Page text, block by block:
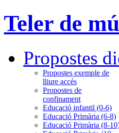
Teler de
Propostes
Propostes exemple de
lliure accés
Propostes de
confinament
Educació infantil (0-6)
Educació Primària (6-8)
Educació Primària (8-